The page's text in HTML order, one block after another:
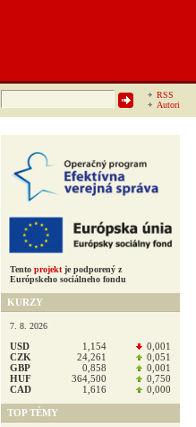
RSS
Autori
Hľadať:
Tento projekt je podporený z
Európskeho sociálneho fondu
KURZY
7. 8. 2026
USD 1,154
0,001
CZK
24,261
0,051
GBP
0,858
0,001
HUF
364,500
0,750
CAD
1,616 0,000
TOP TÉMY